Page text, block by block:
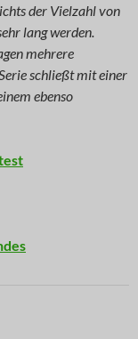
der Vielzahl von
lang werden.
mehrere
schließt mit einer
ebenso